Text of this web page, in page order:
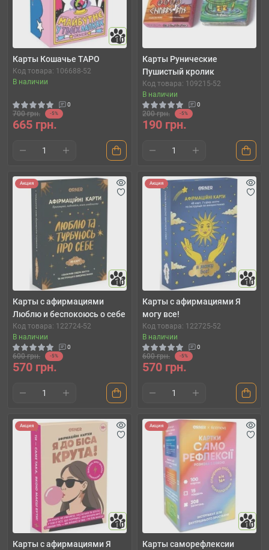
10
Карты Кошачье ТАРО
Код товара: 106688-52
В наличии
0
700 грн. -5%
665 грн.
Карты Рунические
Пушистый кролик
Код товара: 109215-52
В наличии
0
200 грн. -5%
190 грн.
Акция
10
Карты с афирмациями
Люблю и беспокоюсь о себе
Код товара: 122724-52
В наличии
0
600 грн. -5%
570 грн.
Акция
10
Карты с афирмациями Я
могу все!
Код товара: 122725-52
В наличии
0
600 грн. -5%
570 грн.
Акция
10
Карты с афирмациями Я
Акция
10
Карты саморефлексии